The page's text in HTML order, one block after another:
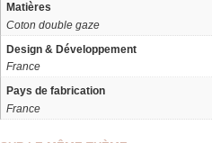
Matières
Coton double gaze
Design & Développement
France
Pays de fabrication
France